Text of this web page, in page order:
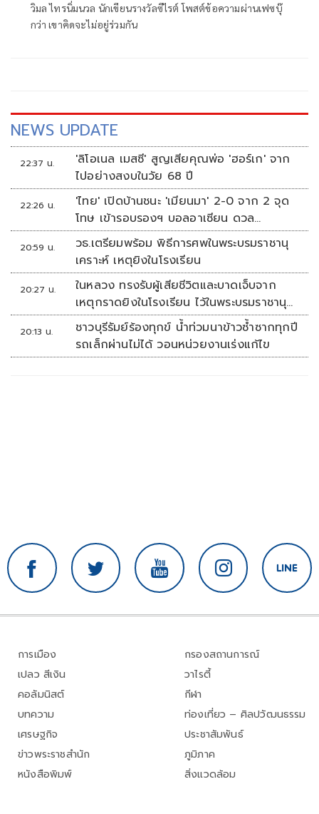
วิมล ไทรนิ่มนวล นักเขียนรางวัลซีไรต์ โพสต์ข้อความผ่านเฟซบุ๊
กว่า เขาคิดจะไม่อยู่ร่วมกัน
NEWS UPDATE
22:37 น.
'ลิโอเนล เมสซี' สูญเสียคุณพ่อ 'ฮอร์เก' จาก
ไปอย่างสงบในวัย 68 ปี
22:26 น.
'ไทย' เปิดบ้านชนะ 'เมียนมา' 2-0 จาก 2 จุด
โทษ เข้ารอบรองฯ บอลอาเซียน ดวล
'สิงคโปร์'
20:59 น.
วธ.เตรียมพร้อม พิธีการศพในพระบรมราชานุ
เคราะห์ เหตุยิงในโรงเรียน
20:27 น.
ในหลวง ทรงรับผู้เสียชีวิตและบาดเจ็บจาก
เหตุกราดยิงในโรงเรียน ไว้ในพระบรมราชานุ
เคราะห์
20:13 น.
ชาวบุรีรัมย์ร้องทุกข์ น้ำท่วมนาข้าวซ้ำซากทุกปี
รถเล็กผ่านไม่ได้ วอนหน่วยงานเร่งแก้ไข
การเมือง
เปลว สีเงิน
คอลัมนิสต์
บทความ
เศรษฐกิจ
ข่าวพระราชสำนัก
หนังสือพิมพ์
กรองสถานการณ์
วาไรตี้
กีฬา
ท่องเที่ยว – ศิลปวัฒนธรรม
ประชาสัมพันธ์
ภูมิภาค
สิ่งแวดล้อม